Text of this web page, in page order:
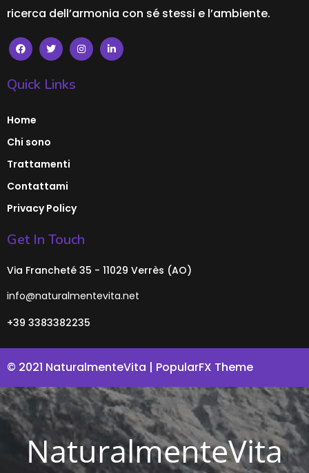
ricerca dell’armonia con sé stessi e l’ambiente.
Quick Links
Home
Chi sono
Trattamenti
Contattami
Privacy Policy
Get In Touch
Via Francheté 35 - 11029 Verrès (AO)
info@naturalmentevita.net
+39 3383382235
© 2021 NaturalmenteVita | PopularFX Theme
NaturalmenteVita